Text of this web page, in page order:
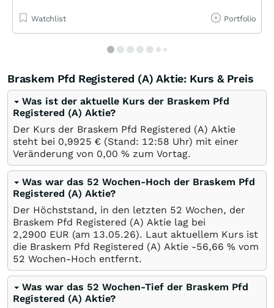
Watchlist Portfolio
Braskem Pfd Registered (A) Aktie: Kurs & Preis
Was ist der aktuelle Kurs der Braskem Pfd
Registered (A) Aktie?
Der Kurs der Braskem Pfd Registered (A) Aktie
steht bei 0,9925 € (Stand: 12:58 Uhr) mit einer
Veränderung von 0,00 % zum Vortag.
Was war das 52 Wochen-Hoch der Braskem Pfd
Registered (A) Aktie?
Der Höchststand, in den letzten 52 Wochen, der
Braskem Pfd Registered (A) Aktie lag bei
2,2900 EUR (am 13.05.26). Laut aktuellem Kurs ist
die Braskem Pfd Registered (A) Aktie -56,66 % vom
52 Wochen-Hoch entfernt.
Was war das 52 Wochen-Tief der Braskem Pfd
Registered (A) Aktie?